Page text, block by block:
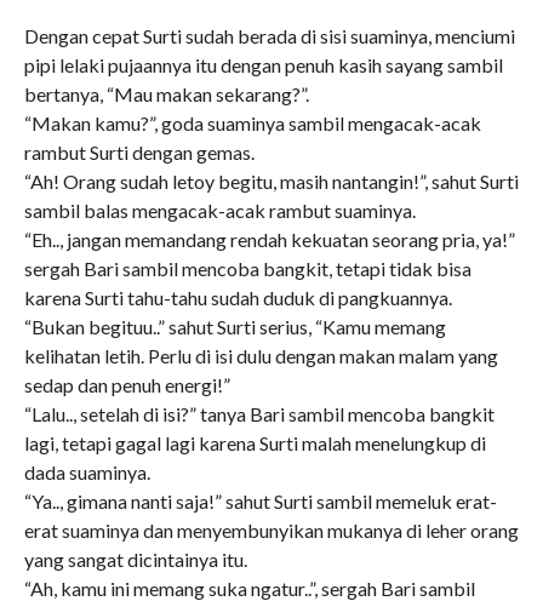
Dengan cepat Surti sudah berada di sisi suaminya, menciumi
pipi lelaki pujaannya itu dengan penuh kasih sayang sambil
bertanya, “Mau makan sekarang?”.
“Makan kamu?”, goda suaminya sambil mengacak-acak
rambut Surti dengan gemas.
“Ah! Orang sudah letoy begitu, masih nantangin!”, sahut Surti
sambil balas mengacak-acak rambut suaminya.
“Eh.., jangan memandang rendah kekuatan seorang pria, ya!”
sergah Bari sambil mencoba bangkit, tetapi tidak bisa
karena Surti tahu-tahu sudah duduk di pangkuannya.
“Bukan begituu..” sahut Surti serius, “Kamu memang
kelihatan letih. Perlu di isi dulu dengan makan malam yang
sedap dan penuh energi!”
“Lalu.., setelah di isi?” tanya Bari sambil mencoba bangkit
lagi, tetapi gagal lagi karena Surti malah menelungkup di
dada suaminya.
“Ya.., gimana nanti saja!” sahut Surti sambil memeluk erat-
erat suaminya dan menyembunyikan mukanya di leher orang
yang sangat dicintainya itu.
“Ah, kamu ini memang suka ngatur..”, sergah Bari sambil